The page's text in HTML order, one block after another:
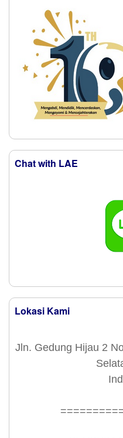
Chat with LAE
Lokasi Kami
Jln. Gedung Hijau 2